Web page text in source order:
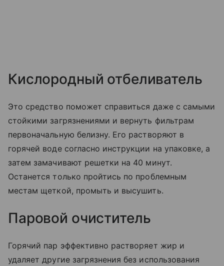
Кислородный отбеливатель
Это средство поможет справиться даже с самыми
стойкими загрязнениями и вернуть фильтрам
первоначальную белизну. Его растворяют в
горячей воде согласно инструкции на упаковке, а
затем замачивают решетки на 40 минут.
Останется только пройтись по проблемным
местам щеткой, промыть и высушить.
Паровой очиститель
Горячий пар эффективно растворяет жир и
удаляет другие загрязнения без использования